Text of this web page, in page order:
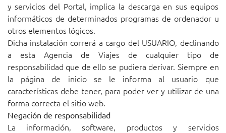
y servicios del Portal, implica la descarga en sus equipos
informáticos de determinados programas de ordenador u
otros elementos lógicos.
Dicha instalación correrá a cargo del USUARIO, declinando
a esta Agencia de Viajes de cualquier tipo de
responsabilidad que de ello se pudiera derivar. Siempre en
la página de inicio se le informa al usuario que
características debe tener, para poder ver y utilizar de una
forma correcta el sitio web.
Negación de responsabilidad
La información, software, productos y servicios